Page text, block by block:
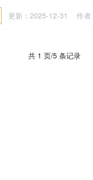
更新：2025-12-31 作者
共 1 页/5 条记录